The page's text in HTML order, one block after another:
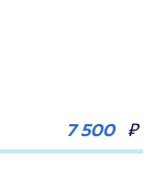
7 500 ₽